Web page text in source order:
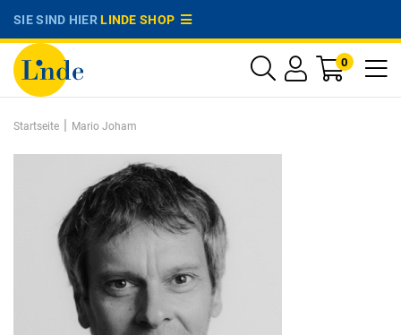
SIE SIND HIERLINDE SHOP
0
Startseite | Mario Joham